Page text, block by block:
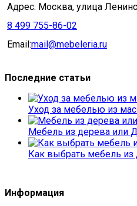
Адрес: Москва, улица
8 499 755-86-02
Email:mail@mebeleria.ru
Последние статьи
Уход за мебелью из
Мебель из дерева или
Как выбрать мебель из
Информация